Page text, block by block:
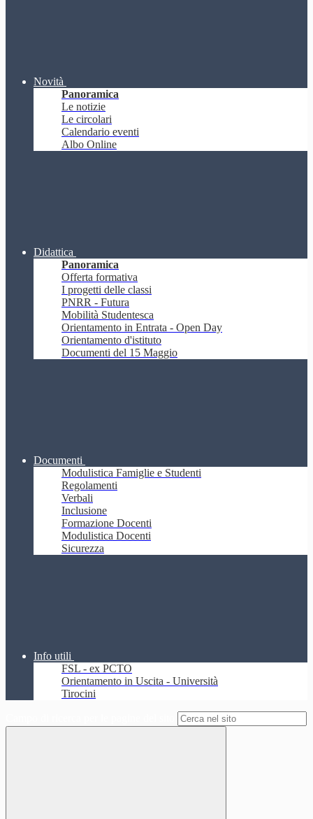
Novità
Panoramica
Le notizie
Le circolari
Calendario eventi
Albo Online
Didattica
Panoramica
Offerta formativa
I progetti delle classi
PNRR - Futura
Mobilità Studentesca
Orientamento in Entrata - Open Day
Orientamento d'istituto
Documenti del 15 Maggio
Documenti
Modulistica Famiglie e Studenti
Regolamenti
Verbali
Inclusione
Formazione Docenti
Modulistica Docenti
Sicurezza
Info utili
FSL - ex PCTO
Orientamento in Uscita - Università
Tirocini